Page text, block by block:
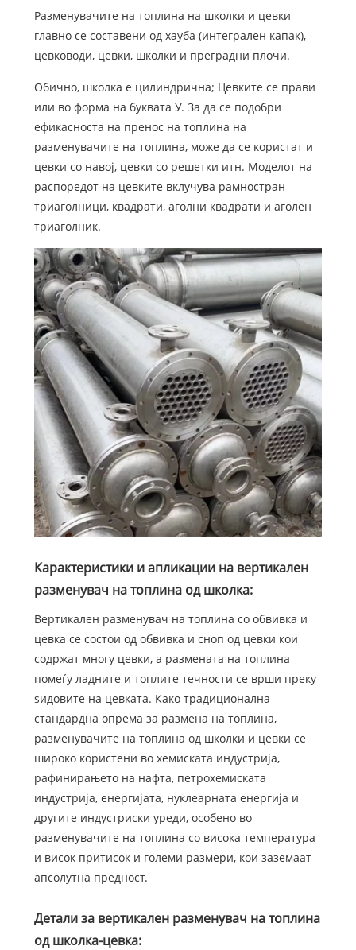
Разменувачите на топлина на школки и цевки
главно се составени од хауба (интегрален капак),
цевководи, цевки, школки и преградни плочи.
Обично, школка е цилиндрична; Цевките се прави
или во форма на буквата У. За да се подобри
ефикасноста на пренос на топлина на
разменувачите на топлина, може да се користат и
цевки со навој, цевки со решетки итн. Моделот на
распоредот на цевките вклучува рамностран
триаголници, квадрати, аголни квадрати и аголен
триаголник.
Карактеристики и апликации на вертикален
разменувач на топлина од школка:
Вертикален разменувач на топлина со обвивка и
цевка се состои од обвивка и сноп од цевки кои
содржат многу цевки, а размената на топлина
помеѓу ладните и топлите течности се врши преку
ѕидовите на цевката. Како традиционална
стандардна опрема за размена на топлина,
разменувачите на топлина од школки и цевки се
широко користени во хемиската индустрија,
рафинирањето на нафта, петрохемиската
индустрија, енергијата, нуклеарната енергија и
другите индустриски уреди, особено во
разменувачите на топлина со висока температура
и висок притисок и големи размери, кои заземаат
апсолутна предност.
Детали за вертикален разменувач на топлина
од школка-цевка: